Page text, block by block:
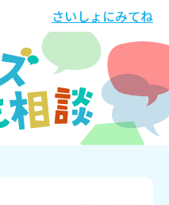
さいしょにみてね